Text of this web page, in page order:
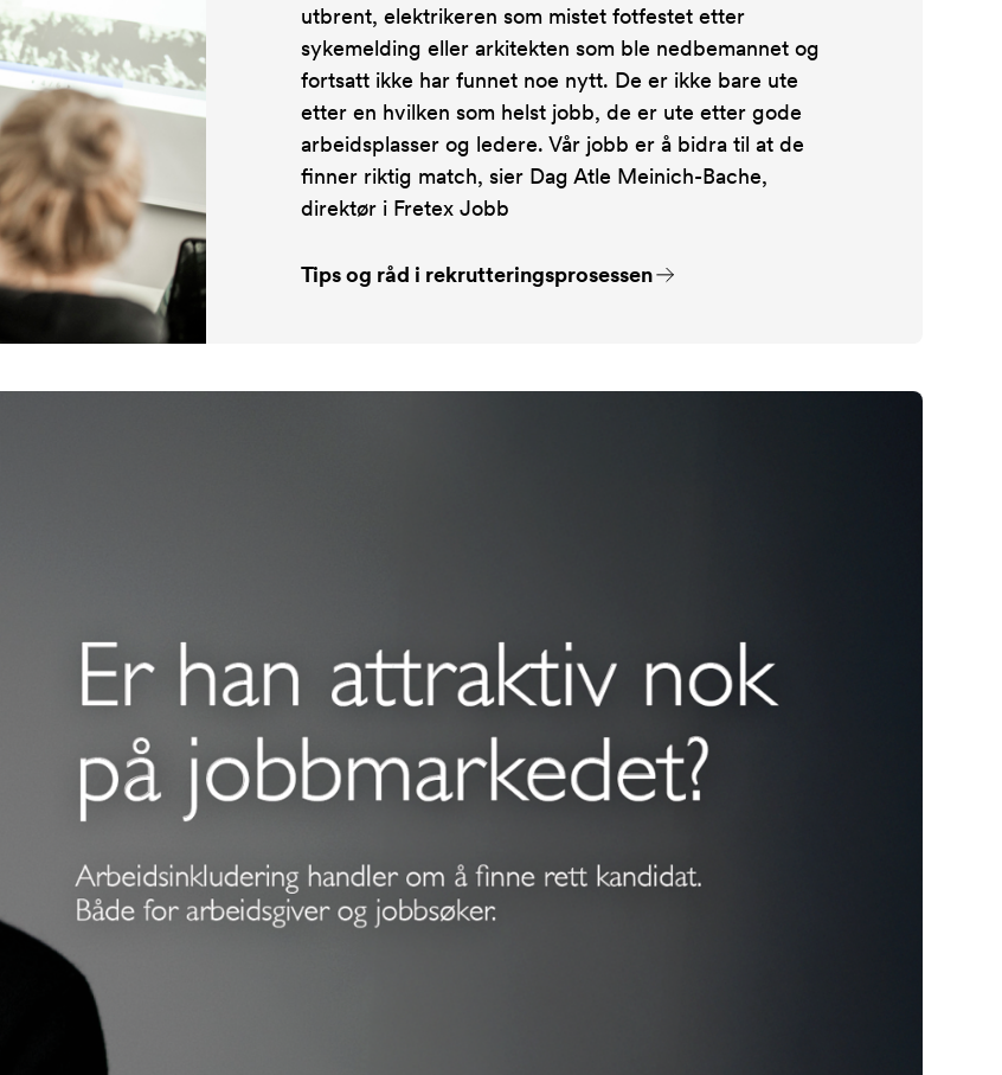
utbrent, elektrikeren som mistet fotfestet etter
sykemelding eller arkitekten som ble nedbemannet og
fortsatt ikke har funnet noe nytt. De er ikke bare ute
etter en hvilken som helst jobb, de er ute etter gode
arbeidsplasser og ledere. Vår jobb er å bidra til at de
finner riktig match, sier Dag Atle Meinich-Bache,
direktør i Fretex Jobb
Tips og råd i rekrutteringsprosessen